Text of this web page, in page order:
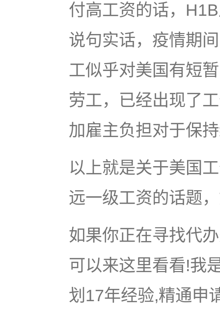
付高工资的话，
说句实话，疫情期
工似乎对美国有短
劳工，已经出现了
加雇主负担对于保
以上就是关于美国
远一级工资的话题
如果你正在寻找代
可以来这里看看!我
划17年经验,精通申